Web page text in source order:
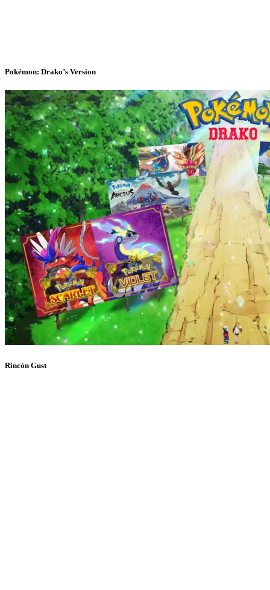
Pokémon: Drako’s Version
Rincón Gust